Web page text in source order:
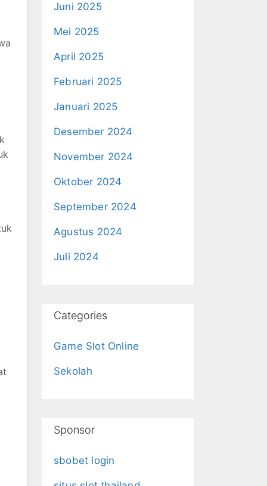
Juni 2025
Mei 2025
April 2025
Februari 2025
Januari 2025
Desember 2024
November 2024
Oktober 2024
September 2024
Agustus 2024
Juli 2024
Categories
Game Slot Online
Sekolah
Sponsor
sbobet login